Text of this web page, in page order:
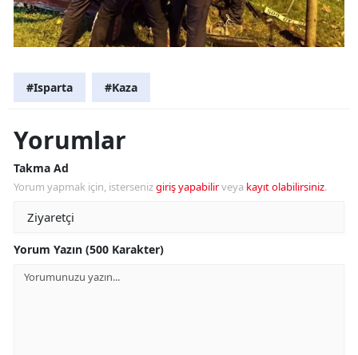
#Isparta #Kaza
Yorumlar
Takma Ad
Yorum yapmak için, istersenizgiriş yapabilirveya kayıt olabilirsiniz.
Yorum Yazın (500 Karakter)